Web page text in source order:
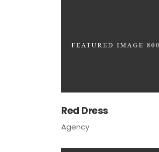
Red Dress
Agency